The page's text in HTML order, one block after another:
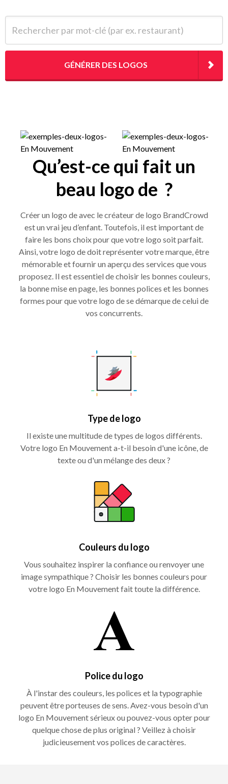
GÉNÉRER DES LOGOS
Qu’est-ce qui fait un
beau logo de ?
Créer un logo de avec le créateur de logo BrandCrowd
est un vrai jeu d’enfant. Toutefois, il est important de
faire les bons choix pour que votre logo soit parfait.
Ainsi, votre logo de doit représenter votre marque, être
mémorable et fournir un aperçu des services que vous
proposez. Il est essentiel de choisir les bonnes couleurs,
la bonne mise en page, les bonnes polices et les bonnes
formes pour que votre logo de se démarque de celui de
vos concurrents.
Type de logo
Il existe une multitude de types de logos différents.
Votre logo En Mouvement a-t-il besoin d'une icône, de
texte ou d'un mélange des deux ?
Couleurs du logo
Vous souhaitez inspirer la confiance ou renvoyer une
image sympathique ? Choisir les bonnes couleurs pour
votre logo En Mouvement fait toute la différence.
Police du logo
À l'instar des couleurs, les polices et la typographie
peuvent être porteuses de sens. Avez-vous besoin d'un
logo En Mouvement sérieux ou pouvez-vous opter pour
quelque chose de plus original ? Veillez à choisir
judicieusement vos polices de caractères.